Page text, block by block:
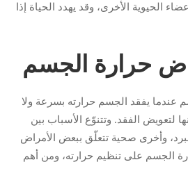
الحيوية الأخرى، وقد يهدد الحياة إذا
حرارة الجسم
يفقد الجسم حرارته بسرعة ولا
لتعويض الفقد. وتتنوّع الأسباب بين
وأخرى صحية تتعلّق ببعض الأمراض
الجسم على تنظيم حرارته، ومن أهم